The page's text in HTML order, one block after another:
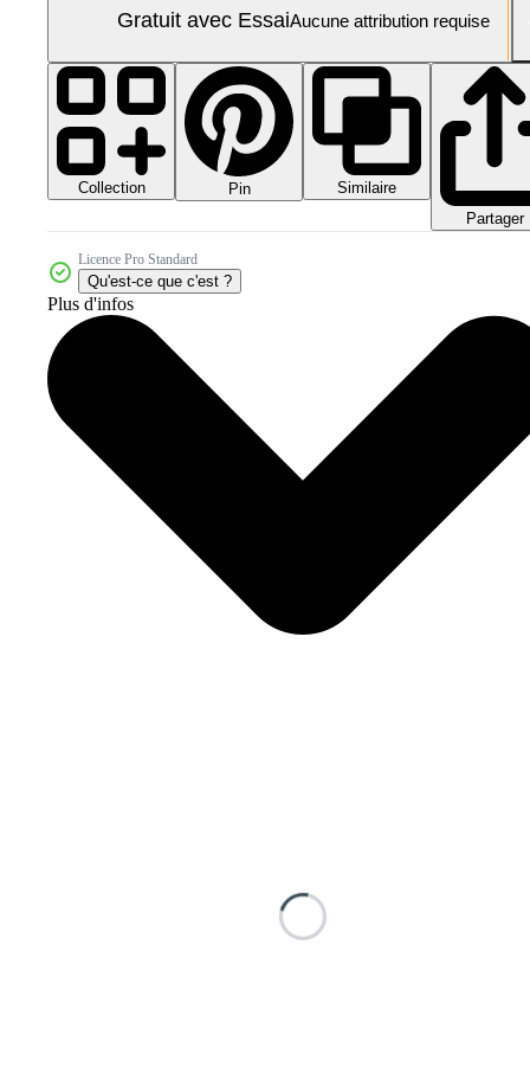
Gratuit avec EssaiAucune attribution requise
Collection Pin
Similaire
Partager
Licence Pro Standard
Qu'est-ce que c'est ?
Plus d'infos